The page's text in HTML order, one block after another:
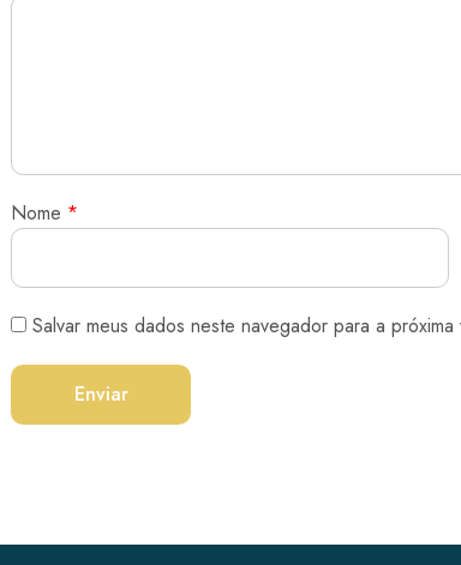
Nome *
Salvar meus dados neste navegador para a